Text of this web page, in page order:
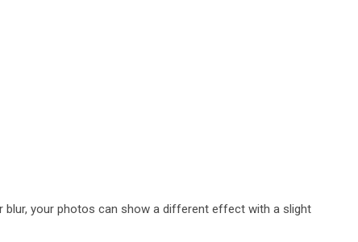
blur, your photos can show a different effect with a slight